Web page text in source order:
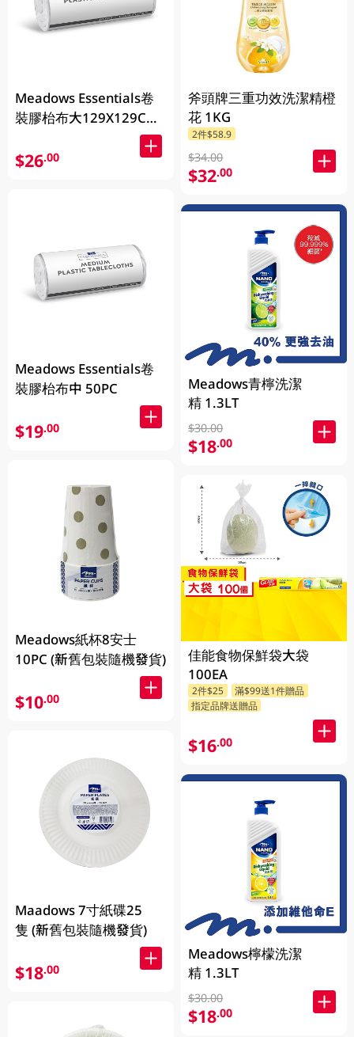
Meadows Essentials卷
裝膠枱布大129X129CM
$26.00
Meadows Essentials卷
裝膠枱布中 50PC
$19.00
Meadows紙杯8安士
10PC (新舊包裝隨機發貨)
$10.00
Maadows 7寸紙碟25
隻 (新舊包裝隨機發貨)
$18.00
斧頭牌三重功效洗潔精橙
花 1KG
2件$58.9
$34.00
$32.00
Meadows青檸洗潔
精 1.3LT
$30.00
$18.00
佳能食物保鮮袋大袋
100EA
2件$25
滿$99送1件贈品
指定品牌送贈品
$16.00
Meadows檸檬洗潔
精 1.3LT
$30.00
$18.00